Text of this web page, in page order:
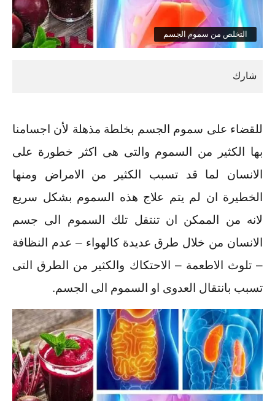
التخلص من سموم الجسم
للقضاء على سموم الجسم بخلطة مذهلة لأن اجسامنا
بها الكثير من السموم والتى هى اكثر خطورة على
الانسان لما قد تسبب الكثير من الامراض ومنها
الخطيرة ان لم يتم علاج هذه السموم بشكل سريع
لانه من الممكن ان تنتقل تلك السموم الى جسم
الانسان من خلال طرق عديدة كالهواء – عدم النظافة
– تلوث الاطعمة – الاحتكاك والكثير من الطرق التى
تسبب بانتقال العدوى او السموم الى الجسم.